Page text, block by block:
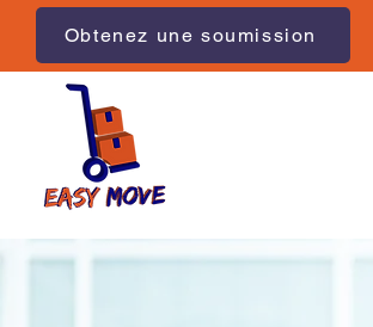
Obtenez une soumission